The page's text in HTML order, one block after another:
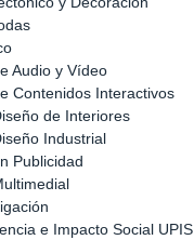
Audio y Vídeo
Contenidos Interactivos
de Interiores
Industrial
Publicidad
e Impacto Social UPIS